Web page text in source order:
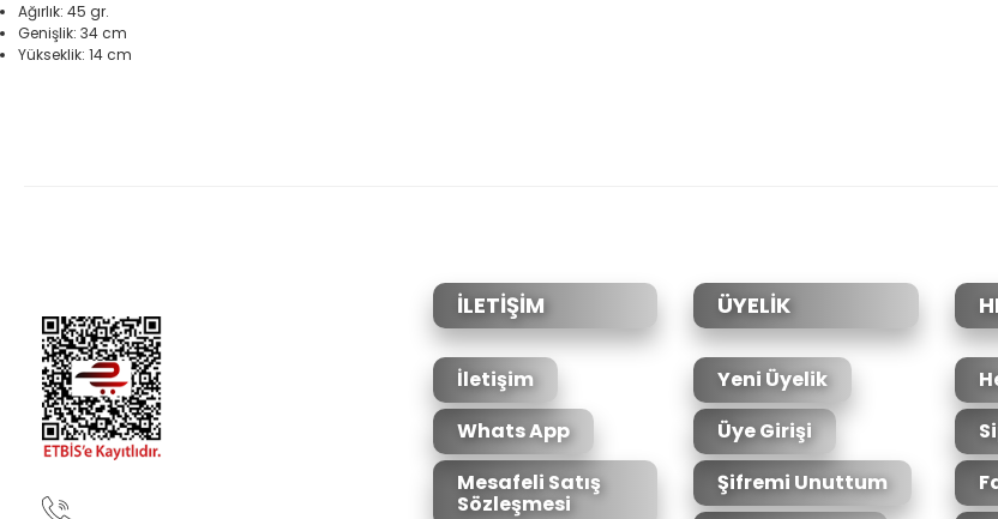
Ağırlık: 45 gr.
Genişlik: 34 cm
Yükseklik: 14 cm
Ürün fiyatı diğer sitelerden daha pahalı.
Bu ürüne benzer farklı alternatifler olmalı.
İLETİŞİM
İletişim
Whats App
Mesafeli Satış
Sözleşmesi
ÜYELİK
Yeni Üyelik
Üye Girişi
Şifremi Unuttum